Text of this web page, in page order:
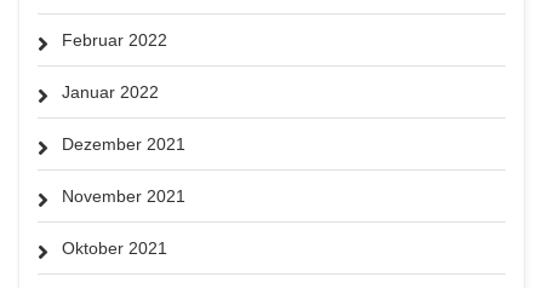
Februar 2022
Januar 2022
Dezember 2021
November 2021
Oktober 2021